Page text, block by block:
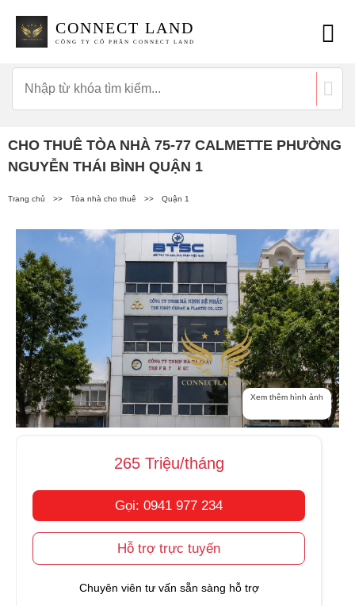
CONNECT LAND
CÔNG TY CỔ PHẦN CONNECT LAND
CHO THUÊ TÒA NHÀ 75-77 CALMETTE PHƯỜNG
NGUYỄN THÁI BÌNH QUẬN 1
Trang chủ >> Tòa nhà cho thuê >> Quận 1
Xem thêm hình ảnh
265 Triệu/tháng
Gọi: 0941 977 234
Hỗ trợ trực tuyến
Chuyên viên tư vấn sẵn sàng hỗ trợ